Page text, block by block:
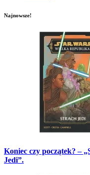
Najnowsze!
Koniec czy początek? –
Jedi”.